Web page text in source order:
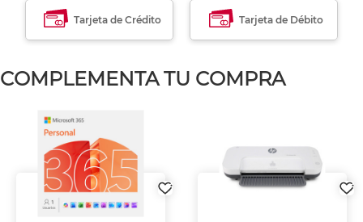
Tarjeta de Crédito Tarjeta de Débito
COMPLEMENTA TU COMPRA